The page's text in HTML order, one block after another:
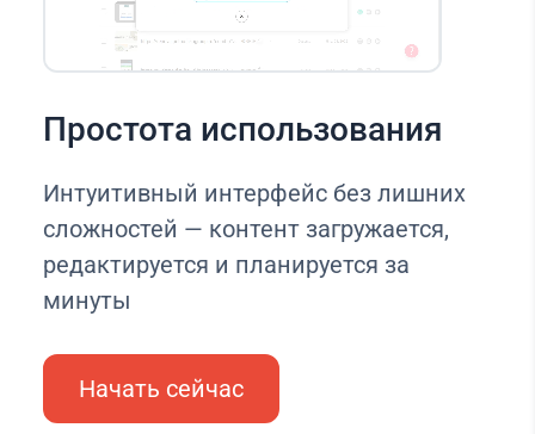
Простота использования
Интуитивный интерфейс без лишних
сложностей — контент загружается,
редактируется и планируется за
минуты
Начать сейчас